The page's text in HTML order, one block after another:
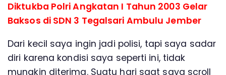
Diktukba Polri Angkatan I Tahun 2003 Gelar
Baksos di SDN 3 Tegalsari Ambulu Jember
Dari kecil saya ingin jadi polisi, tapi saya sadar
diri karena kondisi saya seperti ini, tidak
mungkin diterima. Suatu hari saat saya scroll